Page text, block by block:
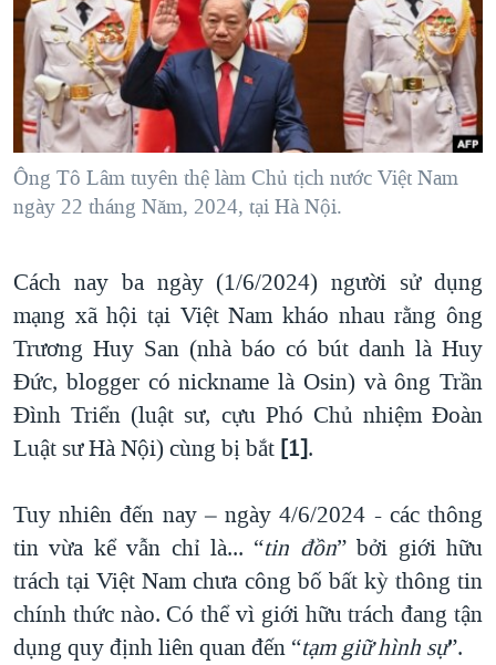
"Tìm"NGƯỜI VIỆT HẢI NGOẠI
ĐỜI SỐNG
KINH TẾ
KHOA HỌC
SỨC KHOẺ
VĂN HOÁ
TẠI
HÀNH TRÌNH BẦU CỬ 2024
MỘT NĂM CHIẾN TRANH TẠI DẢI GAZA
GIẢI MÃ VÀNH ĐAI & CON ĐƯỜNG
TRỊNH VĨNH BÌNH - NGƯỜI HẠ 'BÊN THẮNG CUỘC'
CHI PHÍ CHIẾN TRANH AFGHANISTAN
CÁC GIÁ TRỊ CỘNG HÒA Ở VIỆT NAM
THƯỢNG ĐỈNH TRUMP-KIM TẠI VIỆT NAM
TRỊNH VĨNH BÌNH VS. CHÍNH PHỦ VIỆT NAM
NGƯ DÂN VIỆT VÀ LÀN SÓNG TRỘM HẢI SÂM
QUAN HỆ VIỆT MỸ
VIDEO
NGHE
MẠNG XÃ HỘI
Ngôn ngữ khác
Ông Tô Lâm tuyên thệ làm Chủ tịch nước Việt Nam
ngày 22 tháng Năm, 2024, tại Hà Nội.
Cách nay ba ngày (1/6/2024) người sử dụng
mạng xã hội tại Việt Nam kháo nhau rằng ông
Trương Huy San (nhà báo có bút danh là Huy
Đức, blogger có nickname là Osin) và ông Trần
Đình Triển (luật sư, cựu Phó Chủ nhiệm Đoàn
Luật sư Hà Nội) cùng bị bắt [1].
Tuy nhiên đến nay – ngày 4/6/2024 - các thông
tin vừa kể vẫn chỉ là... “tin đồn” bởi giới hữu
trách tại Việt Nam chưa công bố bất kỳ thông tin
chính thức nào. Có thể vì giới hữu trách đang tận
dụng quy định liên quan đến “tạm giữ hình sự”.